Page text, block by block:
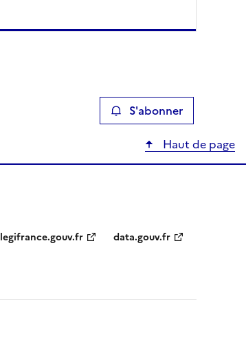
S'abonner
Haut de page
legifrance.gouv.fr data.gouv.fr